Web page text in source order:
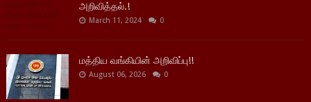
அறிவித்தல்.!
March 11, 2024 0
மத்திய வங்கியின் அறிவிப்பு!!
August 06, 2026 0